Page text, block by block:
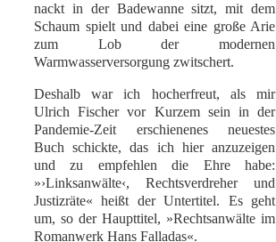
nackt in der Badewanne sitzt, mit dem
Schaum spielt und dabei eine große Arie
zum Lob der modernen
Warmwasserversorgung zwitschert.
Deshalb war ich hocherfreut, als mir
Ulrich Fischer vor Kurzem sein in der
Pandemie-Zeit erschienenes neuestes
Buch schickte, das ich hier anzuzeigen
und zu empfehlen die Ehre habe:
»›Linksanwälte‹, Rechtsverdreher und
Justizräte« heißt der Untertitel. Es geht
um, so der Haupttitel, »Rechtsanwälte im
Romanwerk Hans Falladas«.